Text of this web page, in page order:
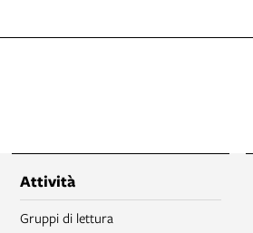
Attività
Gruppi di lettura